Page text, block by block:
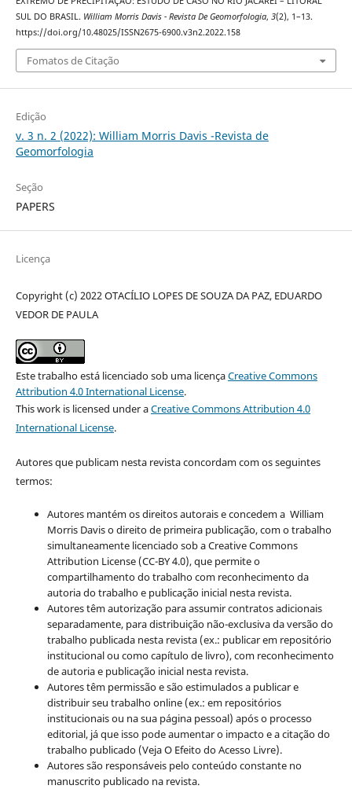
SUL DO BRASIL. William Morris Davis - Revista De Geomorfologia, 3(2), 1–13.
https://doi.org/10.48025/ISSN2675-6900.v3n2.2022.158
Fomatos de Citação
Edição
v. 3 n. 2 (2022): William Morris Davis -Revista de
Geomorfologia
Seção
PAPERS
Licença
Copyright (c) 2022 OTACÍLIO LOPES DE SOUZA DA PAZ, EDUARDO
VEDOR DE PAULA
Este trabalho está licenciado sob uma licençaCreative Commons
Attribution 4.0 International License.
This work is licensed under aCreative Commons Attribution 4.0
International License.
Autores que publicam nesta revista concordam com os seguintes
termos:
Autores mantém os direitos autorais e concedem a William
Morris Davis o direito de primeira publicação, com o trabalho
simultaneamente licenciado sob a Creative Commons
Attribution License (CC-BY 4.0), que permite o
compartilhamento do trabalho com reconhecimento da
autoria do trabalho e publicação inicial nesta revista.
Autores têm autorização para assumir contratos adicionais
separadamente, para distribuição não-exclusiva da versão do
trabalho publicada nesta revista (ex.: publicar em repositório
institucional ou como capítulo de livro), com reconhecimento
de autoria e publicação inicial nesta revista.
Autores têm permissão e são estimulados a publicar e
distribuir seu trabalho online (ex.: em repositórios
institucionais ou na sua página pessoal) após o processo
editorial, já que isso pode aumentar o impacto e a citação do
trabalho publicado (Veja O Efeito do Acesso Livre).
Autores são responsáveis pelo conteúdo constante no
manuscrito publicado na revista.